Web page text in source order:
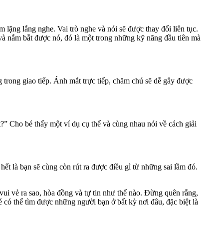
lắng nghe. Vai trò nghe và nói sẽ được thay đổi liên tục.
nắm bắt được nó, đó là một trong những kỹ năng đầu tiên mà
giao tiếp. Ánh mắt trực tiếp, chăm chú sẽ dễ gây được
Cho bé thấy một ví dụ cụ thể và cùng nhau nói về cách giải
là bạn sẽ cùng còn rút ra được điều gì từ những sai lầm đó.
vẻ ra sao, hòa đồng và tự tin như thế nào. Đừng quên rằng,
có thể tìm được những người bạn ở bất kỳ nơi đâu, đặc biệt là